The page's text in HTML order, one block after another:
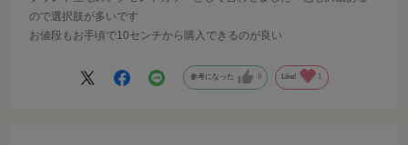
ので選択肢が多いです
お値段もお手頃で10センチから購入できるのが良い
参考になった 0 Like! 1